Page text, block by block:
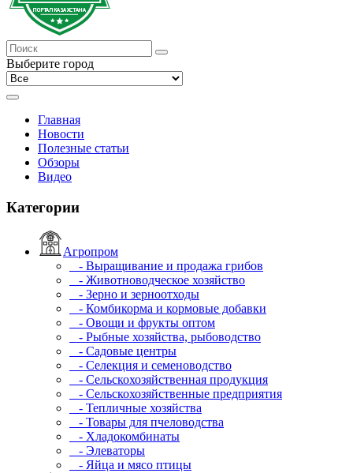
Выберите город
Главная
Новости
Полезные статьи
Обзоры
Видео
Категории
Агропром
- Выращивание и продажа грибов
- Животноводческое хозяйство
- Зерно и зерноотходы
- Комбикорма и кормовые добавки
- Овощи и фрукты оптом
- Рыбные хозяйства, рыбоводство
- Садовые центры
- Селекция и семеноводство
- Сельскохозяйственная продукция
- Сельскохозяйственные предприятия
- Тепличные хозяйства
- Товары для пчеловодства
- Хладокомбинаты
- Элеваторы
- Яйца и мясо птицы